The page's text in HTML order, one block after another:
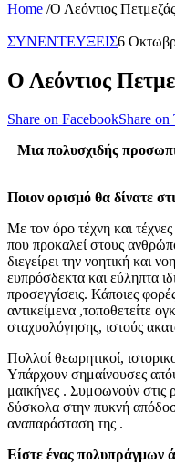
Home /Ο Λεόντιος
ΣΥΝΕΝΤΕΥΞΕΙΣ6
Ο Λεόντιος
Share on FacebookShare
Μια πολυσχιδής
Ποιον ορισμό θα δίνατε
Με τον όρο τέχνη και
που προκαλεί στους
διεγείρει την νοητική και
ευπρόσδεκτα και εύληπτα
προσεγγίσεις. Κάποιες
αντικείμενα ,τοποθετείτε
σταχυολόγησης, ιστούς
Πολλοί θεωρητικοί,
Υπάρχουν σημαίνουσες
μαικήνες . Συμφωνούν στις
δύσκολα στην πυκνή
αναπαράσταση της .
Είστε ένας πολυπράγμων